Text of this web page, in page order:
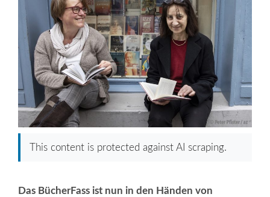
This content is protected against AI scraping.
Das BücherFass ist nun in den Händen von